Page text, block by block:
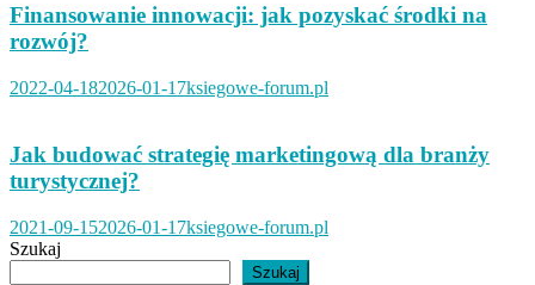
Finansowanie innowacji: jak pozyskać środki na
rozwój?
2022-04-182026-01-17ksiegowe-forum.pl
Jak budować strategię marketingową dla branży
turystycznej?
2021-09-152026-01-17ksiegowe-forum.pl
Szukaj
Szukaj